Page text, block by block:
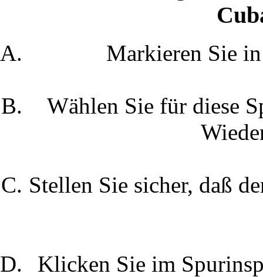
Markieren Sie
Wählen Sie für diese
Stellen Sie sicher, daß
Klicken Sie im